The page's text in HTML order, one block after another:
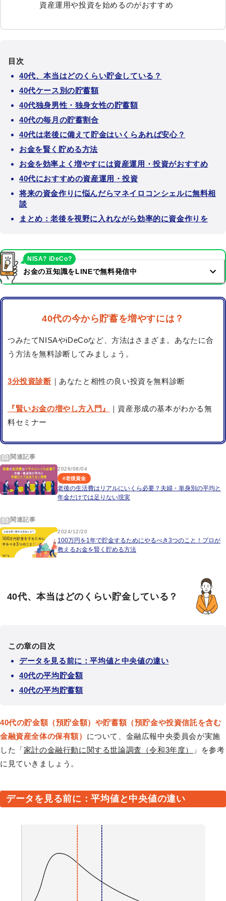
資産運用や投資を始めるのがおすすめ
目次
40代、本当はどのくらい貯金している？
40代ケース別の貯蓄額
40代独身男性・独身女性の貯蓄額
40代の毎月の貯蓄割合
40代は老後に備えて貯金はいくらあれば安心？
お金を賢く貯める方法
お金を効率よく増やすには資産運用・投資がおすすめ
40代におすすめの資産運用・投資
将来の資金作りに悩んだらマネイロコンシェルに無料相
談
まとめ：老後を視野に入れながら効率的に資金作りを
お金の豆知識をLINEで無料発信中
NISA? iDeCo?
40代の今から貯蓄を増やすには？
つみたてNISAやiDeCoなど、方法はさまざま。あなたに合
う方法を無料診断してみましょう。
3分投資診断｜あなたと相性の良い投資を無料診断
『賢いお金の増やし方入門』
｜資産形成の基本がわかる無
料セミナー
関連記事
2026/08/04
#老後資金
老後の生活費はリアルにいくら必要？夫婦・単身別の平均と
年金だけでは足りない現実
関連記事
2024/12/20
100万円を1年で貯金するためにやるべき3つのこと！プロが
教えるお金を賢く貯める方法
40代、本当はどのくらい貯金している？
この章の目次
データを見る前に：平均値と中央値の違い
40代の平均貯金額
40代の平均貯蓄額
40代の貯金額（預貯金額）や貯蓄額（預貯金や投資信託を含む
金融資産全体の保有額） について、金融広報中央委員会が実施
した「家計の金融行動に関する世論調査（令和3年度）
」を参考
に見ていきましょう。
データを見る前に：平均値と中央値の違い